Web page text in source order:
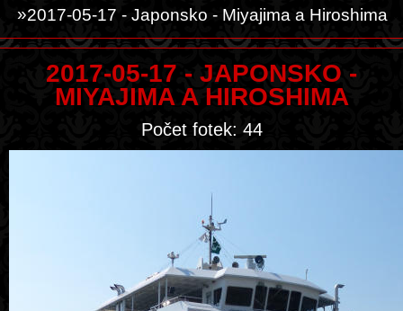
2017-05-17 - Japonsko - Miyajima a Hiroshima
2017-05-17 - JAPONSKO -
MIYAJIMA A HIROSHIMA
Počet fotek: 44